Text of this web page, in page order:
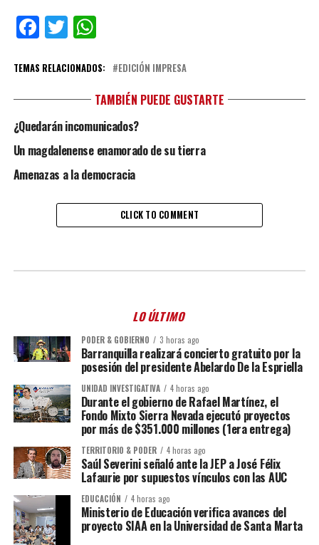
Facebook
TwitterWhatsApp
TEMAS RELACIONADOS: EDICIÓN IMPRESA
TAMBIÉN PUEDE GUSTARTE
¿Quedarán incomunicados?
Un magdalenense enamorado de su tierra
Amenazas a la democracia
CLICK TO COMMENT
LO ÚLTIMO
PODER & GOBIERNO 3 horas ago
Barranquilla realizará concierto gratuito por la
posesión del presidente Abelardo De la Espriella
UNIDAD INVESTIGATIVA 4 horas ago
Durante el gobierno de Rafael Martínez, el
Fondo Mixto Sierra Nevada ejecutó proyectos
por más de $351.000 millones (1era entrega)
TERRITORIO & PODER 4 horas ago
Saúl Severini señaló ante la JEP a José Félix
Lafaurie por supuestos vínculos con las AUC
EDUCACIÓN 4 horas ago
Ministerio de Educación verifica avances del
proyecto SIAA en la Universidad de Santa Marta